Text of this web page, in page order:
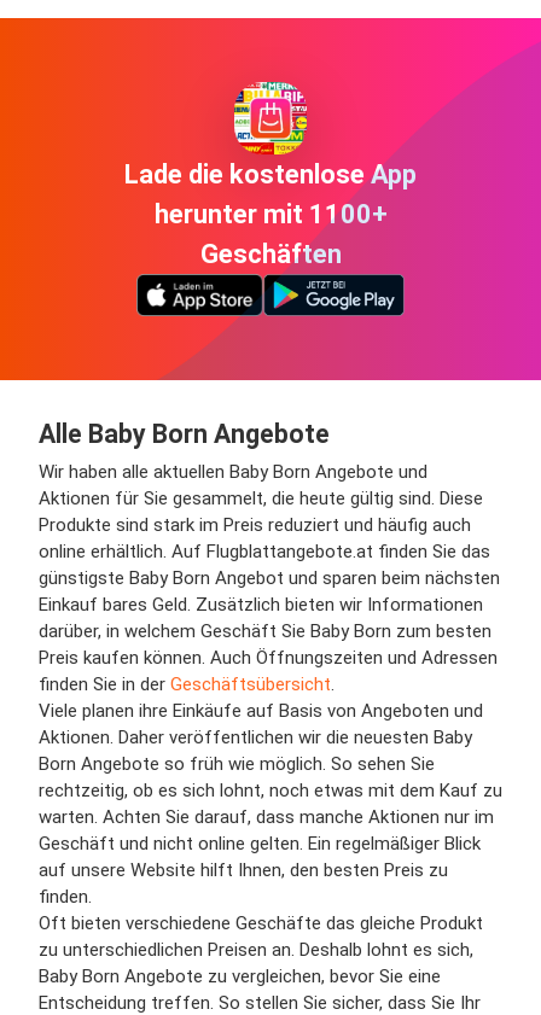
Lade die kostenlose App
herunter mit 1100+
Geschäften
Alle Baby Born Angebote
Wir haben alle aktuellen Baby Born Angebote und
Aktionen für Sie gesammelt, die heute gültig sind. Diese
Produkte sind stark im Preis reduziert und häufig auch
online erhältlich. Auf Flugblattangebote.at finden Sie das
günstigste Baby Born Angebot und sparen beim nächsten
Einkauf bares Geld. Zusätzlich bieten wir Informationen
darüber, in welchem Geschäft Sie Baby Born zum besten
Preis kaufen können. Auch Öffnungszeiten und Adressen
finden Sie in der Geschäftsübersicht
Viele planen ihre Einkäufe auf Basis von Angeboten und
Aktionen. Daher veröffentlichen wir die neuesten Baby
Born Angebote so früh wie möglich. So sehen Sie
rechtzeitig, ob es sich lohnt, noch etwas mit dem Kauf zu
warten. Achten Sie darauf, dass manche Aktionen nur im
Geschäft und nicht online gelten. Ein regelmäßiger Blick
auf unsere Website hilft Ihnen, den besten Preis zu
finden.
Oft bieten verschiedene Geschäfte das gleiche Produkt
zu unterschiedlichen Preisen an. Deshalb lohnt es sich,
Baby Born Angebote zu vergleichen, bevor Sie eine
Entscheidung treffen. So stellen Sie sicher, dass Sie Ihr